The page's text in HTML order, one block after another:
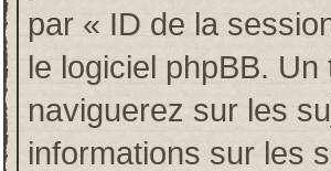
par « ID de la
le logiciel phpBB.
naviguerez sur les
informations sur les